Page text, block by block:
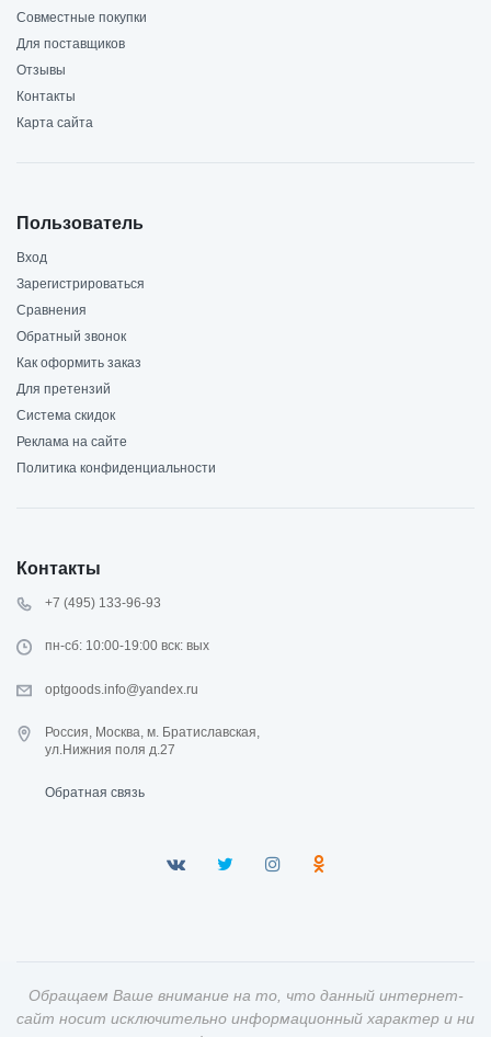
Совместные покупки
Для поставщиков
Отзывы
Контакты
Карта сайта
Пользователь
Вход
Зарегистрироваться
Сравнения
Обратный звонок
Как оформить заказ
Для претензий
Система скидок
Реклама на сайте
Политика конфиденциальности
Контакты
+7 (495) 133-96-93
пн-сб: 10:00-19:00 вск: вых
optgoods.info@yandex.ru
Россия, Москва, м. Братиславская,
ул.Нижния поля д.27
Обратная связь
Обращаем Ваше внимание на то, что данный интернет-
сайт носит исключительно информационный характер и ни